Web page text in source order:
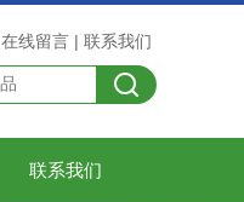
在线留言 | 联系我们
联系我们